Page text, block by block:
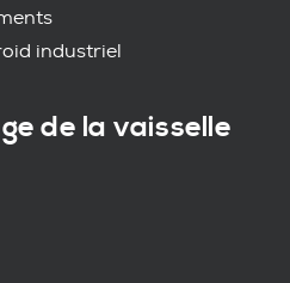
industriel
de la vaisselle